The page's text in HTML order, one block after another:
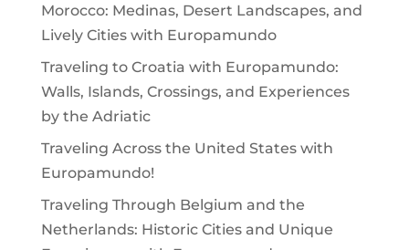
Morocco: Medinas, Desert Landscapes, and
Lively Cities with Europamundo
Traveling to Croatia with Europamundo:
Walls, Islands, Crossings, and Experiences
by the Adriatic
Traveling Across the United States with
Europamundo!
Traveling Through Belgium and the
Netherlands: Historic Cities and Unique